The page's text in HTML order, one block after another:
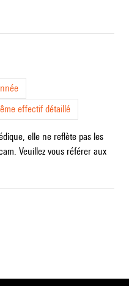
effectif détaillé
elle ne reflète pas les
Veuillez vous référer aux